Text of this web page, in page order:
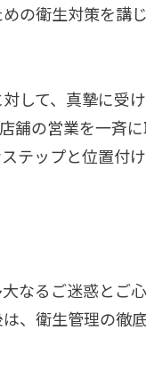
の衛生対策を講
して、真摯に受
舗の営業を一斉
テップと位置付け
なるご迷惑とご
、衛生管理の徹